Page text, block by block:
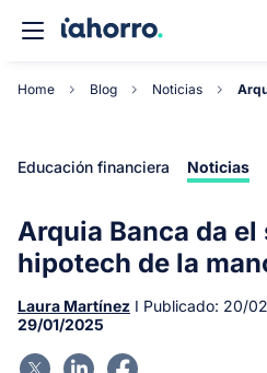
Home Blog Noticias
Educación financiera Noticias
Arquia Banca da
hipotech de la
Laura Martínez I Publicado: 20/
29/01/2025